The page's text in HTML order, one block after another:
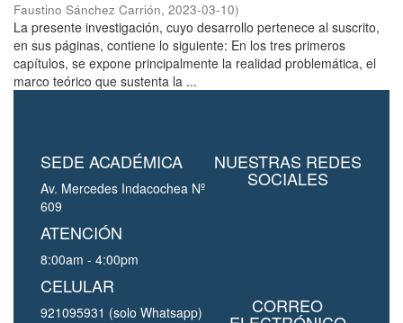
Faustino Sánchez Carrión, 2023-03-10)
La presente investigación, cuyo desarrollo pertenece al suscrito,
en sus páginas, contiene lo siguiente: En los tres primeros
capítulos, se expone principalmente la realidad problemática, el
marco teórico que sustenta la ...
SEDE ACADÉMICA
Av. Mercedes Indacochea Nº
609
ATENCIÓN
8:00am - 4:00pm
CELULAR
921095931 (solo Whatsapp)
NUESTRAS REDES
SOCIALES
CORREO